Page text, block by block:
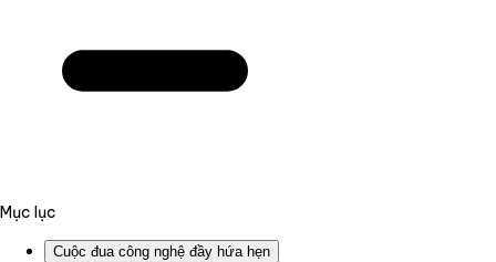
Mục lục
Cuộc đua công nghệ đầy hứa hẹn